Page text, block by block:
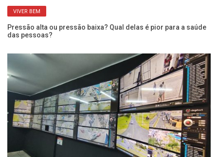
VIVER BEM
Pressão alta ou pressão baixa? Qual delas é pior para a saúde
das pessoas?